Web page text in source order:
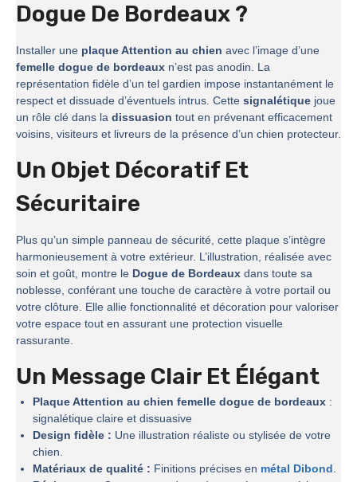
Dogue De Bordeaux ?
Installer une plaque Attention au chien avec l’image d’une
femelle dogue de bordeaux n’est pas anodin. La
représentation fidèle d’un tel gardien impose instantanément le
respect et dissuade d’éventuels intrus. Cette signalétique joue
un rôle clé dans la dissuasion tout en prévenant efficacement
voisins, visiteurs et livreurs de la présence d’un chien protecteur.
Un Objet Décoratif Et
Sécuritaire
Plus qu’un simple panneau de sécurité, cette plaque s’intègre
harmonieusement à votre extérieur. L’illustration, réalisée avec
soin et goût, montre le Dogue de Bordeaux dans toute sa
noblesse, conférant une touche de caractère à votre portail ou
votre clôture. Elle allie fonctionnalité et décoration pour valoriser
votre espace tout en assurant une protection visuelle
rassurante.
Un Message Clair Et Élégant
Plaque Attention au chien femelle dogue de bordeaux :
signalétique claire et dissuasive
Design fidèle : Une illustration réaliste ou stylisée de votre
chien.
Matériaux de qualité : Finitions précises en métal Dibond.